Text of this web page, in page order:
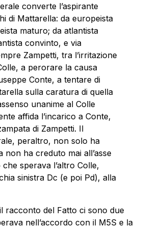
converte l’aspirante
di Mattarella: da europeista
maturo; da atlantista
convinto, e via
Zampetti, tra l’irritazione
a perorare la causa
Conte, a tentare di
sulla caratura di quella
unanime al Colle
affida l’incarico a Conte,
di Zampetti. Il
peraltro, non solo ha
non ha creduto mai all’asse
sperava l’altro Colle,
sinistra Dc (e poi Pd), alla
racconto del Fatto ci sono due
nell’accordo con il M5S e la